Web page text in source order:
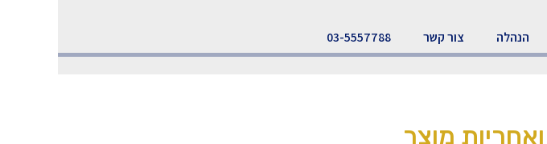
הנהלה צור קשר 03-5557788
מוצר